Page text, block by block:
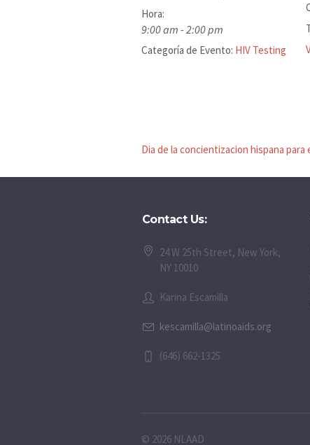
Hora:
9:00 am - 2:00 pm
Categoría de Evento: HIV Testing
Dia de la concientizacion hispana para
Contact Us:
24 W 25th Street, New York,
NY 10010
Karina Escamilla
kescamilla@latinoaids.org
(646) 662-1325
© 2026 NLAAD